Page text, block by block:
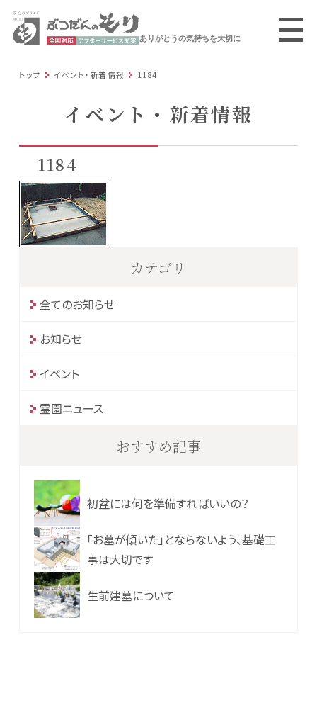
ありがとうの気持ちを大切に
トップ イベント・新着情報 1184
イベント・新着情報
1184
カテゴリ
全てのお知らせ
お知らせ
イベント
霊園ニュース
おすすめ記事
初盆には何を準備すればいいの？
「お墓が傾いた」とならないよう、基礎工
事は大切です
生前建墓について